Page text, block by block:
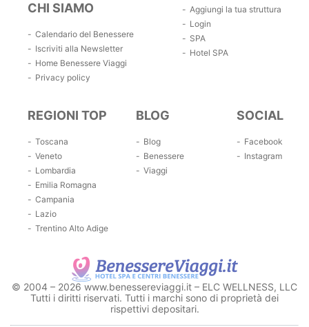
CHI SIAMO
Calendario del Benessere
Iscriviti alla Newsletter
Home Benessere Viaggi
Privacy policy
Aggiungi la tua struttura
Login
SPA
Hotel SPA
REGIONI TOP
Toscana
Veneto
Lombardia
Emilia Romagna
Campania
Lazio
Trentino Alto Adige
BLOG
Blog
Benessere
Viaggi
SOCIAL
Facebook
Instagram
© 2004 – 2026 www.benessereviaggi.it – ELC WELLNESS, LLC
Tutti i diritti riservati. Tutti i marchi sono di proprietà dei
rispettivi depositari.